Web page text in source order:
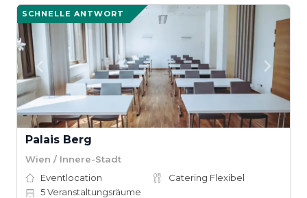
SCHNELLE ANTWORT
Palais Berg
Wien / Innere-Stadt
Eventlocation
Catering Flexibel
5Veranstaltungsräume